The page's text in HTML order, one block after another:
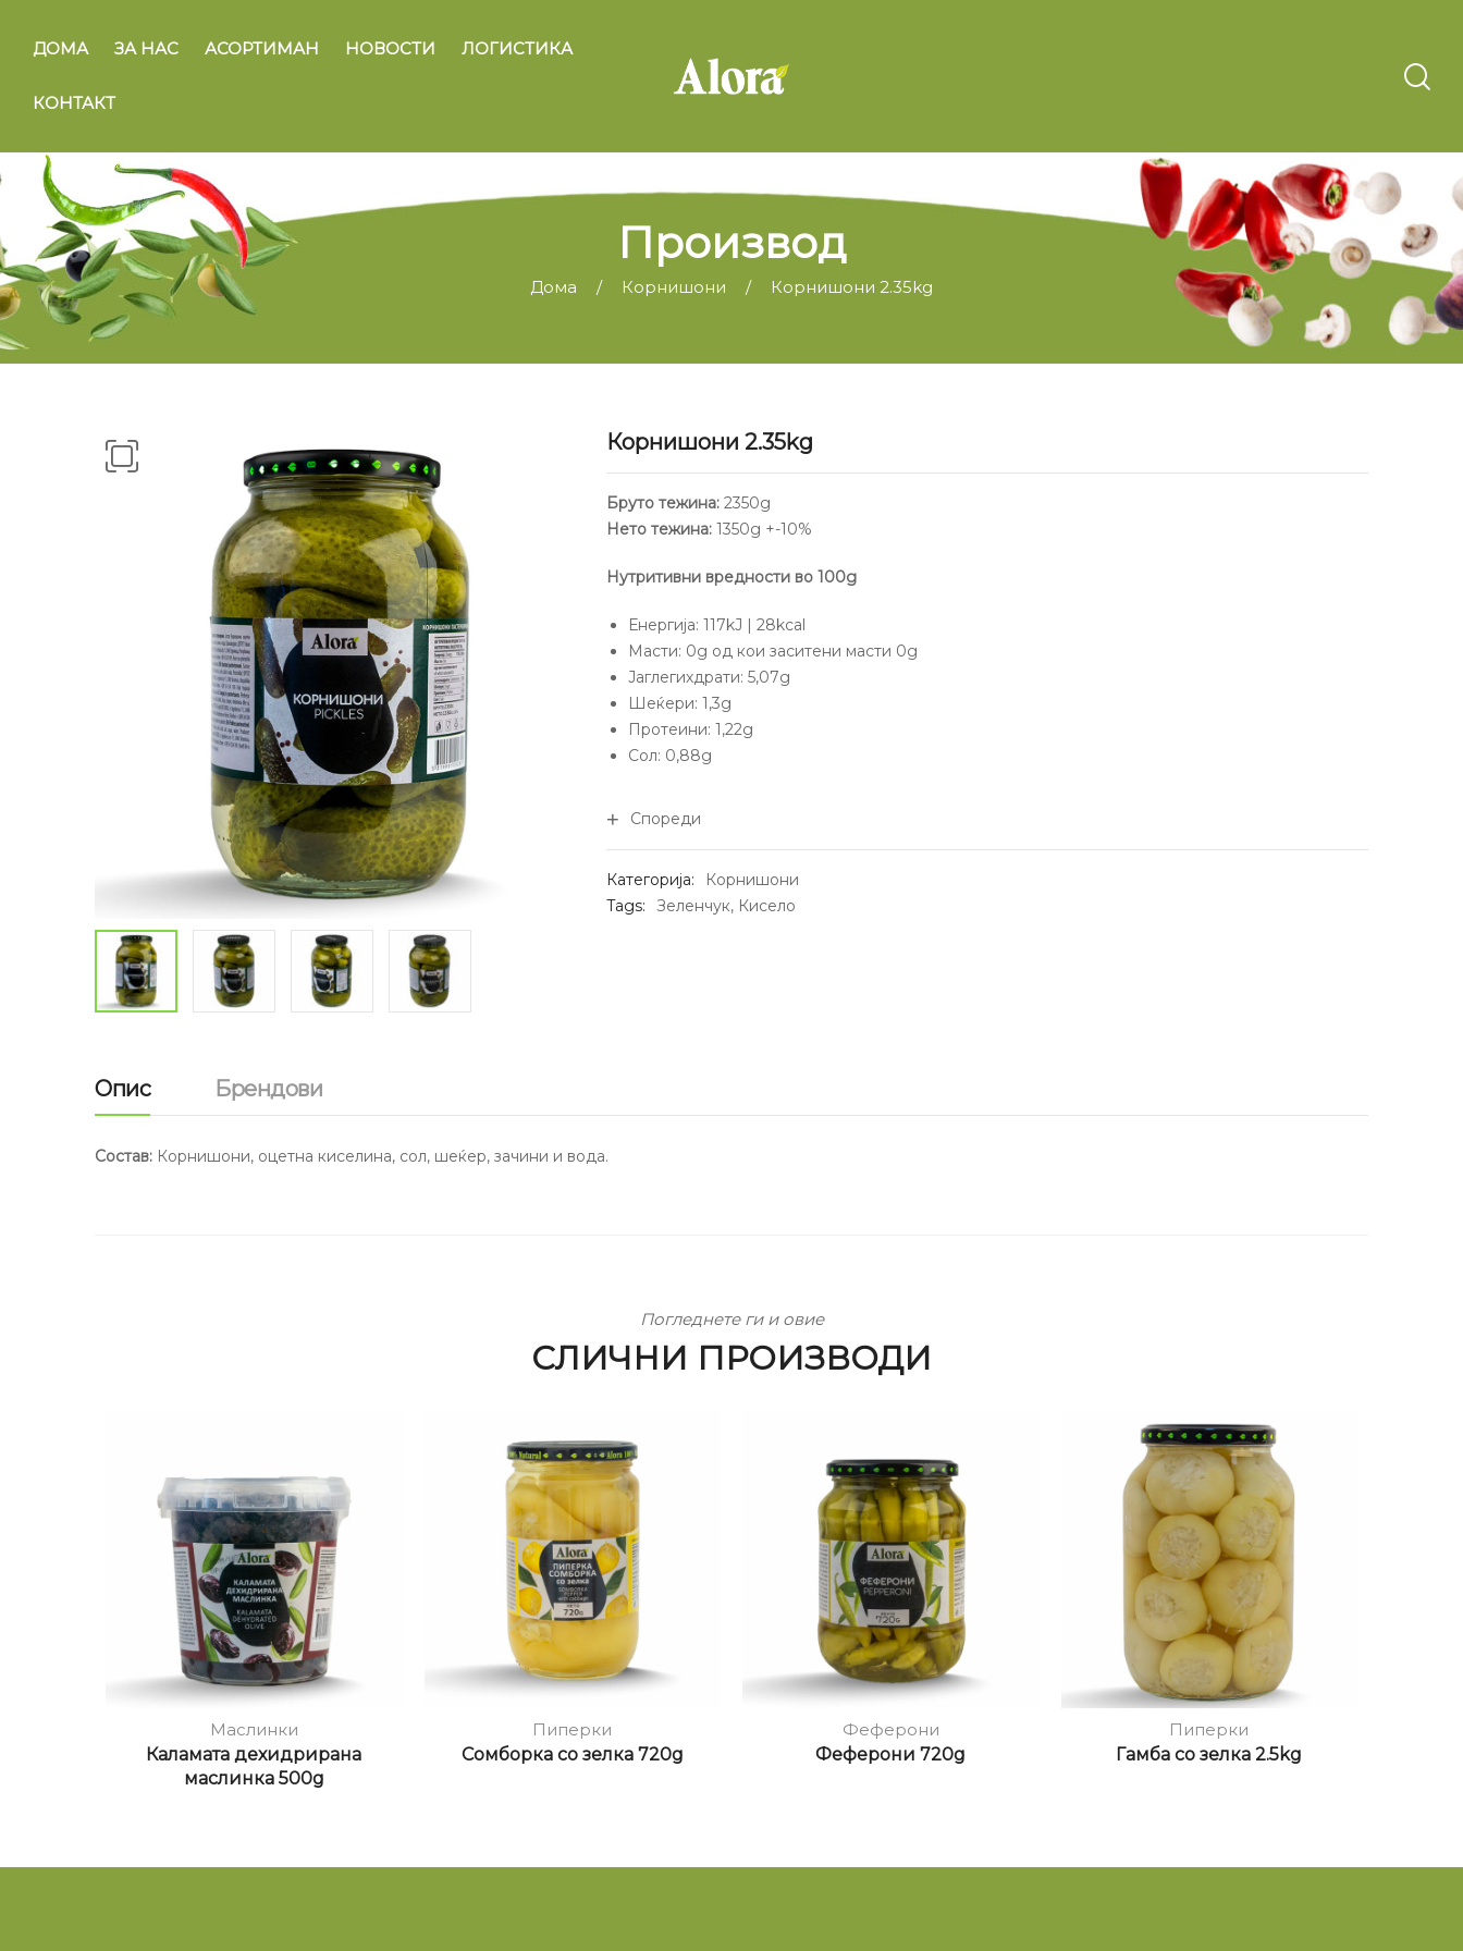
ДОМА ЗА НАС АСОРТИМАН НОВОСТИ ЛОГИСТИКА
КОНТАКТ
Производ
Дома Корнишони Корнишони 2.35kg
Корнишони 2.35kg
Бруто тежина:2350g
Нето тежина: 1350g +-10%
Нутритивни вредности во 100g
Енергија: 117kJ | 28kcal
Масти: 0g од кои заситени масти 0g
Јаглегихдрати: 5,07g
Шеќери: 1,3g
Протеини: 1,22g
Сол: 0,88g
Спореди
Категорија:
Корнишони
Tags:
Зеленчук, Кисело
Опис Брендови
Состав: Корнишони, оцетна киселина, сол, шеќер, зачини и вода.
Погледнете ги и овие
СЛИЧНИ ПРОИЗВОДИ
Маслинки
Каламата дехидрирана
маслинка 500g
Пиперки
Сомборка со зелка 720g
Феферони
Феферони 720g
Пиперки
Гамба со зелка 2.5kg